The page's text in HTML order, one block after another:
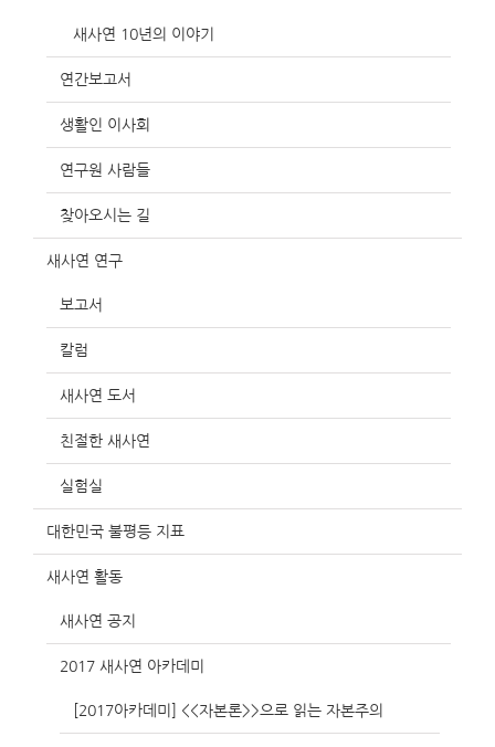
새사연 10년의 이야기
연간보고서
생활인 이사회
연구원 사람들
찾아오시는 길
새사연 연구
보고서
칼럼
새사연 도서
친절한 새사연
실험실
대한민국 불평등 지표
새사연 활동
새사연 공지
2017 새사연 아카데미
[2017아카데미] <<자본론>>으로 읽는 자본주의